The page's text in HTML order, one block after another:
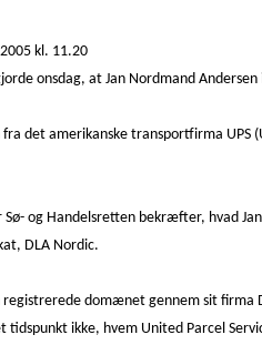
kl. 11.20
onsdag, at Jan Nordmand
det amerikanske transportfirma UPS
Sø- og Handelsretten bekræfter, hvad
DLA Nordic.
registrerede domænet gennem sit
tidspunkt ikke, hvem United Parcel